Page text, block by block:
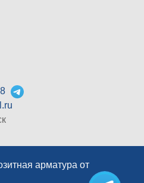
арматура от